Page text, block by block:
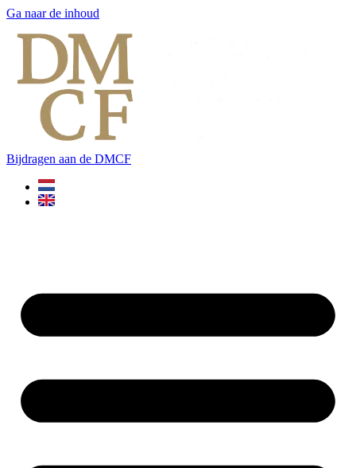
Ga naar de inhoud
Bijdragen aan de DMCF